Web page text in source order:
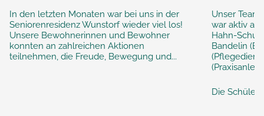
In den letzten Monaten war bei uns in der
Seniorenresidenz Wunstorf wieder viel los!
Unsere Bewohnerinnen und Bewohner
konnten an zahlreichen Aktionen
teilnehmen, die Freude, Bewegung und...
Unser
war aktiv
Hahn-
Bandelin
Die